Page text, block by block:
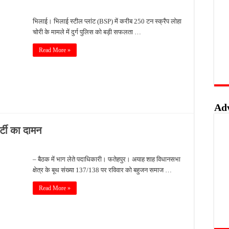
कई जिलों में अधिकारियों की जिम्मेदारियों में बड़ा फेरबदल
हटाने के लिए लिया पंखों का सहारा, अखिलेश यादव का वीडियो हुआ वायरल
भिलाई। भिलाई स्टील प्लांट (BSP) में करीब 250 टन स्क्रैप लोहा
चोरी के मामले में दुर्ग पुलिस को बड़ी सफलता …
Read More »
का दामन
– बैठक में भाग लेते पदाधिकारी। फतेहपुर। अयाह शाह विधानसभा
क्षेत्र के बूथ संख्या 137/138 पर रविवार को बहुजन समाज …
Read More »